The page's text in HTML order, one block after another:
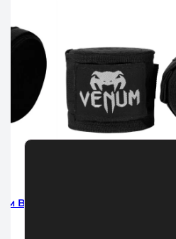
за Бокс Venum Black 2.5м